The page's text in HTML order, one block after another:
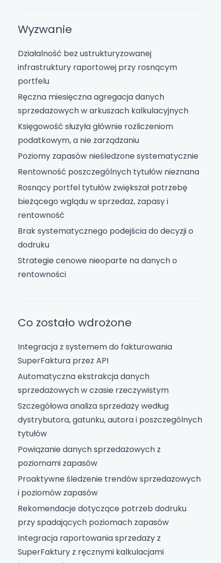
Wyzwanie
Działalność bez ustrukturyzowanej
infrastruktury raportowej przy rosnącym
portfelu
Ręczna miesięczna agregacja danych
sprzedażowych w arkuszach kalkulacyjnych
Księgowość służyła głównie rozliczeniom
podatkowym, a nie zarządzaniu
Poziomy zapasów nieśledzone systematycznie
Rentowność poszczególnych tytułów nieznana
Rosnący portfel tytułów zwiększał potrzebę
bieżącego wglądu w sprzedaż, zapasy i
rentowność
Brak systematycznego podejścia do decyzji o
dodruku
Strategie cenowe nieoparte na danych o
rentowności
Co zostało wdrożone
Integracja z systemem do fakturowania
SuperFaktura przez API
Automatyczna ekstrakcja danych
sprzedażowych w czasie rzeczywistym
Szczegółowa analiza sprzedaży według
dystrybutora, gatunku, autora i poszczególnych
tytułów
Powiązanie danych sprzedażowych z
poziomami zapasów
Proaktywne śledzenie trendów sprzedażowych
i poziomów zapasów
Rekomendacje dotyczące potrzeb dodruku
przy spadających poziomach zapasów
Integracja raportowania sprzedaży z
SuperFaktury z ręcznymi kalkulacjami